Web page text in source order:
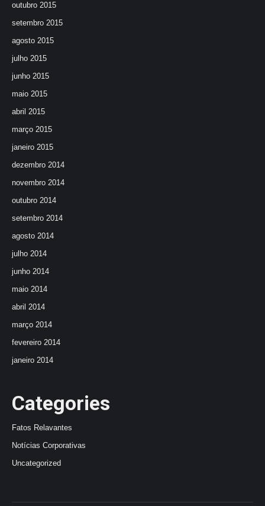
outubro 2015
setembro 2015
agosto 2015
julho 2015
junho 2015
maio 2015
abril 2015
março 2015
janeiro 2015
dezembro 2014
novembro 2014
outubro 2014
setembro 2014
agosto 2014
julho 2014
junho 2014
maio 2014
abril 2014
março 2014
fevereiro 2014
janeiro 2014
Categories
Fatos Relavantes
Notícias Corporativas
Uncategorized